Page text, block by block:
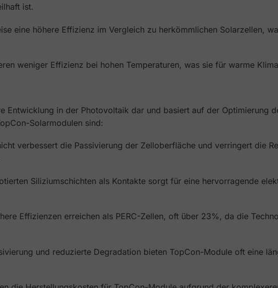
ist.
eine höhere Effizienz im Vergleich zu herkömmlichen Solarzellen,
weniger Effizienz bei hohen Temperaturen, was sie für warme
in der Photovoltaik dar und basiert auf der Optimierung
Solarmodulen sind:
verbessert die Passivierung der Zelloberfläche und verringert die
Siliziumschichten als Kontakte sorgt für eine hervorragende
Effizienzen erreichen als PERC-Zellen, oft über 23%, da die
und reduzierte Degradation bieten TopCon-Module oft eine